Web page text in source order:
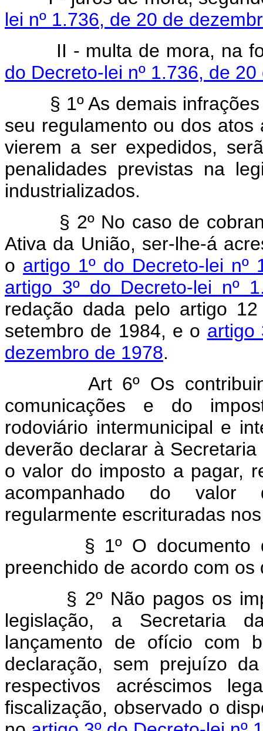
lei nº 1.736, de 20 de
II - multa de mora, na
do Decreto-lei nº 1.736, de
§ 1º As demais infrações
seu regulamento ou dos atos
vierem a ser expedidos,
penalidades previstas na
industrializados.
§ 2º No caso de
Ativa da União, ser-lhe-á
o artigo 1º do Decreto-lei
artigo 3º do Decreto-lei nº
redação dada pelo artigo
setembro de 1984, e o artigo
dezembro de 1978.
Art 6º Os
comunicações e do
rodoviário intermunicipal e
deverão declarar à
o valor do imposto a pagar,
acompanhado do valor
regularmente escrituradas
§ 1º O documento de
preenchido de acordo com
§ 2º Não pagos os
legislação, a Secretaria
lançamento de ofício com
declaração, sem prejuízo
respectivos acréscimos
fiscalização, observado o